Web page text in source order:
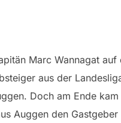
Marc Wannagat
aus der
Doch am Ende
Auggen den